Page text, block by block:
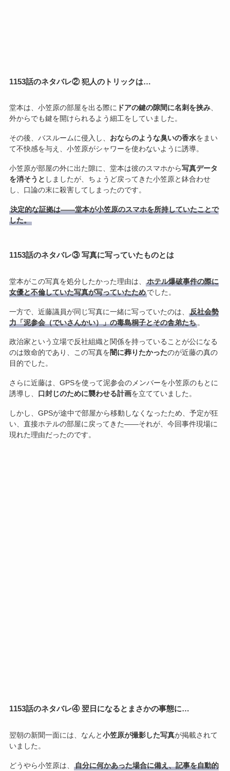
1153話のネタバレ② 犯人のトリックは…
堂本は、小笠原の部屋を出る際に ドアの鍵の隙間に名刺を挟み、
外からでも鍵を開けられるよう細工をしていました。
その後、バスルームに侵入し、 おならのような臭いの香水をまい
て不快感を与え、小笠原がシャワーを使わないように誘導。
小笠原が部屋の外に出た隙に、堂本は彼のスマホから写真データ
を消そうと しましたが、ちょうど戻ってきた小笠原と鉢合わせ
し、口論の末に殺害してしまったのです。
決定的な証拠は――堂本が小笠原のスマホを所持していたことで
した。
1153話のネタバレ③ 写真に写っていたものとは
堂本がこの写真を処分したかった理由は、
ホテル爆破事件の際に
女優と不倫していた写真が写っていたためでした。
一方で、近藤議員が同じ写真に一緒に写っていたのは、
反社会勢
力「泥参会（でいさんかい）」の毒島桐子とその舎弟たち。
政治家という立場で反社組織と関係を持っていることが公になる
のは致命的であり、この写真を闇に葬りたかったのが近藤の真の
目的でした。
さらに近藤は、GPSを使って泥参会のメンバーを小笠原のもとに
誘導し、 口封じのために襲わせる計画を立てていました。
しかし、GPSが途中で部屋から移動しなくなったため、予定が狂
い、直接ホテルの部屋に戻ってきた――それが、今回事件現場に
現れた理由だったのです。
1153話のネタバレ④ 翌日になるとまさかの事態に…
翌朝の新聞一面には、なんと小笠原が撮影した写真が掲載されて
いました。
どうやら小笠原は、
自分に何かあった場合に備え、記事を自動的